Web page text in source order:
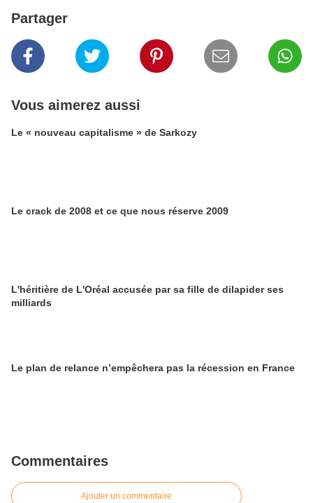
Partager
Vous aimerez aussi
Le « nouveau capitalisme » de Sarkozy
Le crack de 2008 et ce que nous réserve 2009
L'héritière de L'Oréal accusée par sa fille de dilapider ses
milliards
Le plan de relance n’empêchera pas la récession en France
Commentaires
Ajouter un commentaire